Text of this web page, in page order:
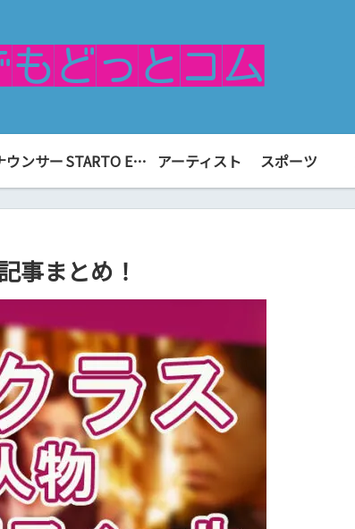
ウンサー STARTO ENTERTAINMENT（旧ジャニーズ） アーティスト スポーツ
事まとめ！